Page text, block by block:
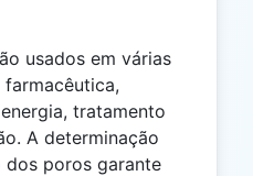
usados em várias
tratamento
A determinação
dos poros garante